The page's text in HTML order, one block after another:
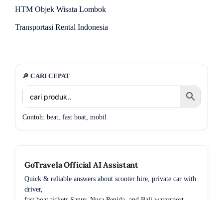
HTM Objek Wisata Lombok
Transportasi Rental Indonesia
🔎 CARI CEPAT
Contoh: beat, fast boat, mobil
GoTravela Official AI Assistant
Quick & reliable answers about scooter hire, private car with
driver,